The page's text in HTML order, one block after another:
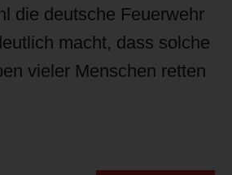
die deutsche Feuerwehr
macht, dass solche
vieler Menschen retten